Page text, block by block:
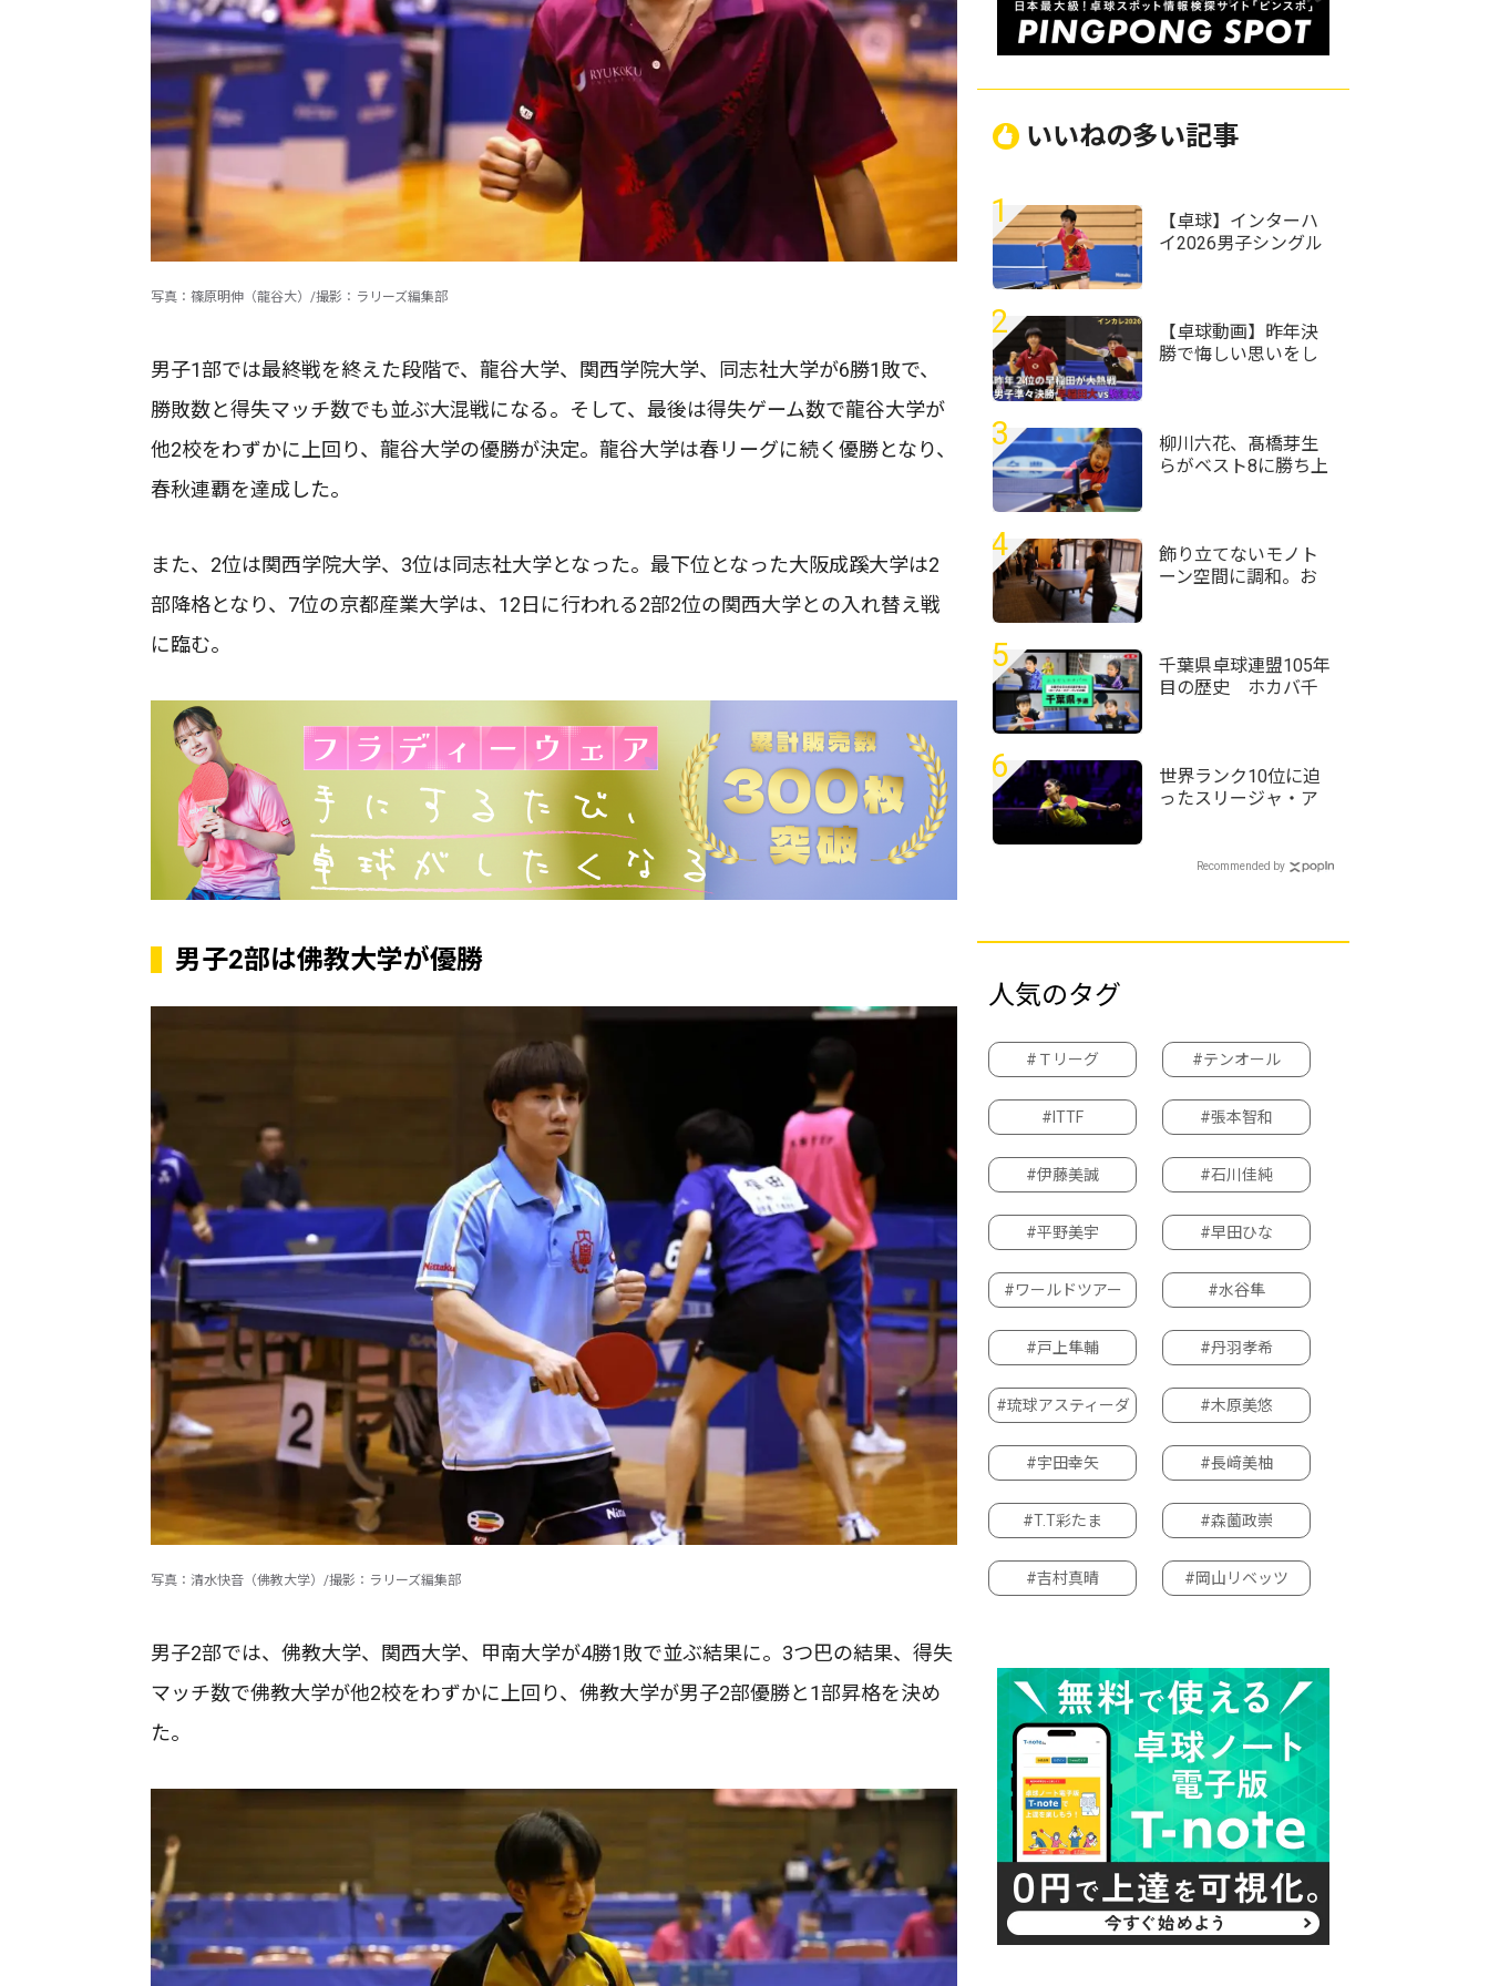
写真：篠原明伸（龍谷大）/撮影：ラリーズ編集部
男子1部では最終戦を終えた段階で、龍谷大学、関西学院大学、同志社大学が6勝1敗で、
勝敗数と得失マッチ数でも並ぶ大混戦になる。そして、最後は得失ゲーム数で龍谷大学が
他2校をわずかに上回り、龍谷大学の優勝が決定。龍谷大学は春リーグに続く優勝となり、
春秋連覇を達成した。
また、2位は関西学院大学、3位は同志社大学となった。最下位となった大阪成蹊大学は2
部降格となり、7位の京都産業大学は、12日に行われる2部2位の関西大学との入れ替え戦
に臨む。
男子2部は佛教大学が優勝
写真：清水快音（佛教大学）/撮影：ラリーズ編集部
男子2部では、佛教大学、関西大学、甲南大学が4勝1敗で並ぶ結果に。3つ巴の結果、得失
マッチ数で佛教大学が他2校をわずかに上回り、佛教大学が男子2部優勝と1部昇格を決め
た。
いいねの多い記事
1
【卓球】インターハ
イ2026男子シングル
ードに
2
【卓球動画】昨年決
勝で悔しい思いをし
勝 早稲田大vs駒澤
大
3
柳川六花、髙橋芽生
らがベスト8に勝ち上
4
飾り立てないモノト
ーン空間に調和。お
話
5
千葉県卓球連盟105年
目の歴史 ホカバ千
ープス・カブ・バン
ビの部）千葉県予選
6
世界ランク10位に迫
ったスリージャ・ア
い始めた」＜卓球・
Recommended by
人気のタグ
#Ｔリーグ #テンオール
#ITTF #張本智和
#伊藤美誠 #石川佳純
#平野美宇 #早田ひな
#ワールドツアー #水谷隼
#戸上隼輔 #丹羽孝希
#琉球アスティーダ #木原美悠
#宇田幸矢 #長﨑美柚
#T.T彩たま #森薗政崇
#吉村真晴 #岡山リベッツ